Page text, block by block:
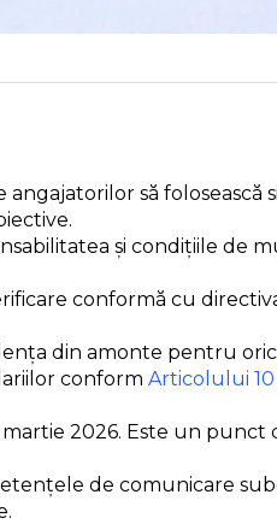
să folosească
și condițiile de
conformă cu
din amonte pentru
conform Articolului 10
2026. Este un
de comunicare